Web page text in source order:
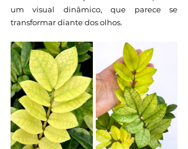
um visual dinâmico, que parece se
transformar diante dos olhos.